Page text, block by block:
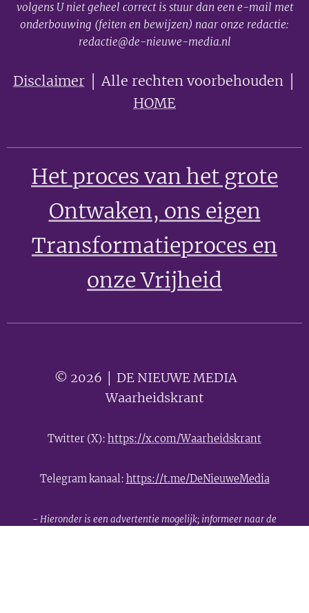
volgens U niet geheel correct is stuur dan een e-mail met
onderbouwing (feiten en bewijzen) naar onze redactie:
redactie@de-nieuwe-media.nl
Disclaimer│ Alle rechten voorbehouden │
HOME
Het proces van het grote
Ontwaken, ons eigen
Transformatieproces en
onze Vrijheid
© 2026 │ DE NIEUWE MEDIA 🟣
Waarheidskrant
Twitter (X): https://x.com/Waarheidskrant
Telegram kanaal: https://t.me/DeNieuweMedia
- Hieronder is een advertentie mogelijk; informeer naar de